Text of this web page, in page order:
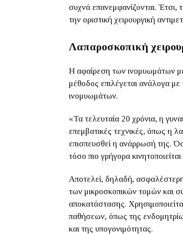
συχνά επανεμφανίζονται. Έτσι,
την οριστική χειρουργική
Λαπαροσκοπική
Η αφαίρεση των ινομυωμάτων
μέθοδος επιλέγεται ανάλογα
ινομυωμάτων.
«Τα τελευταία 20 χρόνια, η
επεμβατικές τεχνικές, όπως η
επισπευσθεί η ανάρρωσή της.
τόσο πιο γρήγορα
Αποτελεί, δηλαδή,
των μικροσκοπικών τομών και
αποκατάστασης.
παθήσεων, όπως της
και της υπογονιμότητας.